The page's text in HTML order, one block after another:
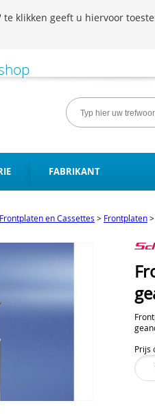
FABRIKANT
Frontplaten en Cassettes > Frontplaten>
Prijs
klikken geeft u hiervoor